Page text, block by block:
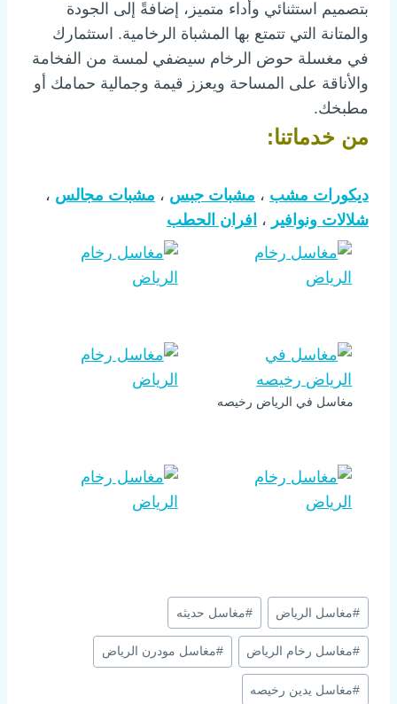
بتصميم استثنائي وأداء متميز، إضافةً إلى الجودة
والمتانة التي تتمتع بها المشباة الرخامية. استثمارك
في مغسلة حوض الرخام سيضفي لمسة من الفخامة
والأناقة على المساحة ويعزز قيمة وجمالية حمامك أو
مطبخك.
من خدماتنا:
ديكورات مشب ، مشبات جبس ، مشبات مجالس ،
شلالات ونوافير ، افران الحطب
مغاسل في الرياض رخيصه
#مغاسل الرياض #مغاسل حديثه
#مغاسل رخام الرياض #مغاسل مودرن الرياض
#مغاسل يدين رخيصه